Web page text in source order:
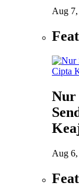
Aug
Nur
Aug